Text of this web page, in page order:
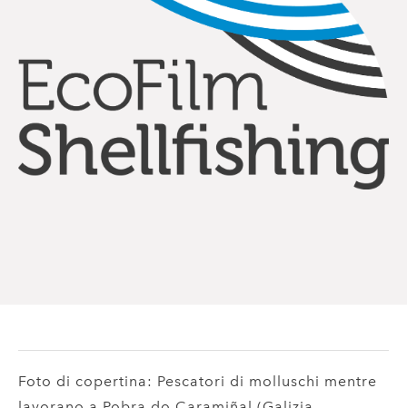
Foto di copertina: Pescatori di molluschi mentre